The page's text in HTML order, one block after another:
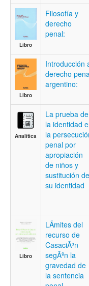
Libro
Filosofí­a y
derecho
penal:
Libro
Introducción
derecho
argentino:
Analítica
La prueba de
la identidad
la
penal por
apropiación
de niños y
sustitución de
su identidad
Libro
LÃ­mites del
recurso de
CasaciÃ³n
segÃºn la
gravedad de
la sentencia